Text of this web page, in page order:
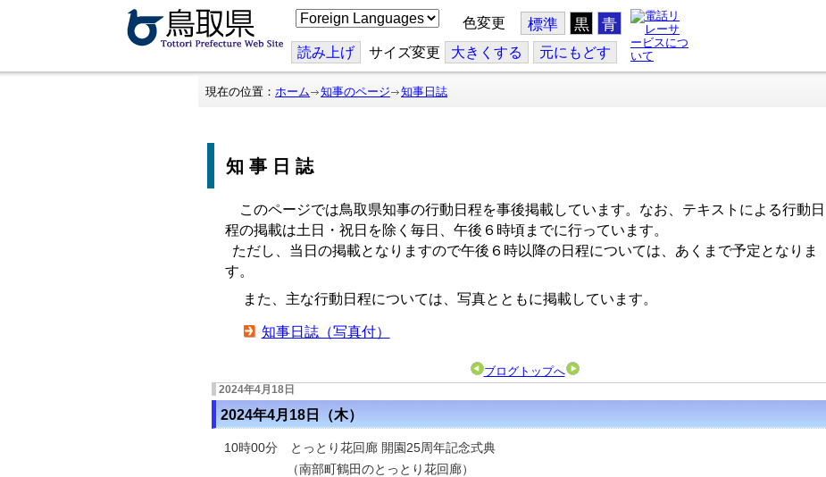
こ
の
ジ
を
翻
色変更 標準 黒 青
読み上げ サイズ変更 大きくする 元にもどす
現在の位置： ホーム 知事のページ 知事日誌
知事日誌
このページでは鳥取県知事の行動日程を事後掲載しています。なお、テキストによる行動日
程の掲載は土日・祝日を除く毎日、午後６時頃までに行っています。
ただし、当日の掲載となりますので午後６時以降の日程については、あくまで予定となりま
す。
また、主な行動日程については、写真とともに掲載しています。
知事日誌（写真付）
ブログトップへ
2024年4月18日
2024年4月18日（木）
10時00分 とっとり花回廊 開園25周年記念式典
（南部町鶴田のとっとり花回廊）